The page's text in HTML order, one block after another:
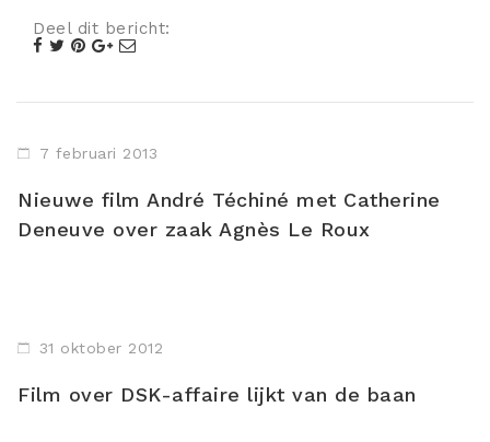
Deel dit bericht:
7 februari 2013
Nieuwe film André Téchiné met Catherine
Deneuve over zaak Agnès Le Roux
31 oktober 2012
Film over DSK-affaire lijkt van de baan